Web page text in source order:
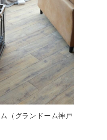
（グランドーム神戸